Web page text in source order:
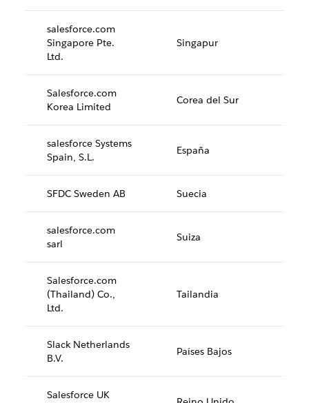
salesforce.com
Singapore Pte.
Ltd.
Singapur
Salesforce.com
Korea Limited
Corea del Sur
salesforce Systems
Spain, S.L.
España
SFDC Sweden AB Suecia
salesforce.com
sarl
Suiza
Salesforce.com
(Thailand) Co.,
Ltd.
Tailandia
Slack Netherlands
B.V.
Países Bajos
Salesforce UK